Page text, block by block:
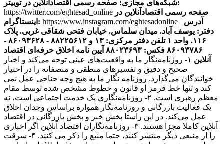
شبکه‌های مجازی:صفحه رسمی اقتصادآنلاین در توییتر:
https://twitter.com/eghtesad_online صفحه رسمی اقتصادآنلاین در
اینستاگرام: https://www.instagram.com/eghtesadonline_ آدرس
دفتر: یوسف آباد. میدان سلماس. خیابان فتحی شقاقی غربی. پلاک
۱۱۶. واحد ۱
تلفن دفتر مرکزی: ۱۳ و ۸۸۲۲۵۶۱۲ - ۸۶۰۹۳۶۲۸ -
۸۶۰۹۳۷۸۶ فکس: ۸۸۰۲۳۶۹۳
آیین نامه اخلاق حرفه‌ای اقتصاد
آنلاین
۱- روزنامه‌نگار ما به واقعیت‌های عینی توجه می‌کند و اخبار
صحیح و دقیق و تفسیرهای منطقی و منصفانه را در اختیار
خوانندگان می‌گذارد. روزنامه نگار ما به هیچ وجه جناحی عمل نمی
کند و تنها خط قرمز او قانون و خطوط مشخص شده توسط مقام
معظم رهبری است. ۲- روزنامه‌نگاری یک خدمت اجتماعی است، نه
یک فعالیت بازرگانی و روزنامه‌نگار همواره براساس وجدان اخلاق
عمل می‌کند. در این راستا بخش خبر و بخش بازرگانی در اقتصاد
آنلاین کاملا مجزا هستند. ۳- روزنامه‌نگاران اقتصاد آنلاین اگر اخباری
را از منبعی دیگر منتشر کنند، حتما منبع را ذکر می کنند. ۴- سرقت